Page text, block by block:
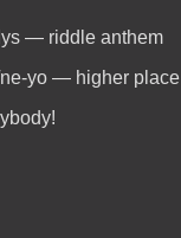
— riddle anthem
yo — higher place